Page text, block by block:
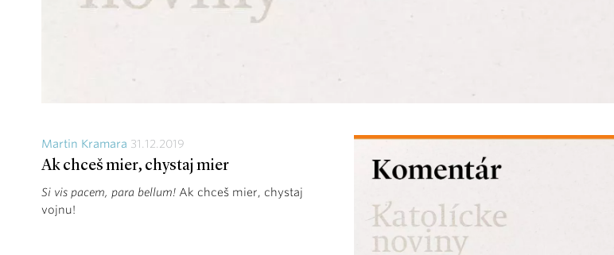
Martin Kramara 31.12.2019
Ak chceš mier, chystaj mier
Si vis pacem, para bellum! Ak chceš mier, chystaj
vojnu!